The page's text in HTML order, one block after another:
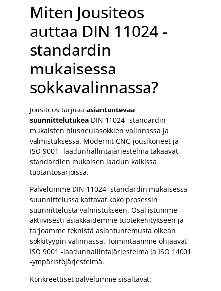
Miten Jousiteos
auttaa DIN 11024 -
standardin
mukaisessa
sokkavalinnassa?
Jousiteos tarjoaa asiantuntevaa
suunnittelutukea DIN 11024 -standardin
mukaisten hiusneulasokkien valinnassa ja
valmistuksessa. Modernit CNC-jousikoneet ja
ISO 9001 -laadunhallintajärjestelmä takaavat
standardien mukaisen laadun kaikissa
tuotantosarjoissa.
Palvelumme DIN 11024 -standardin mukaisessa
suunnittelussa kattavat koko prosessin
suunnittelusta valmistukseen. Osallistumme
aktiivisesti asiakkaidemme tuotekehitykseen ja
tarjoamme teknistä asiantuntemusta oikean
sokkityypin valinnassa. Toimintaamme ohjaavat
ISO 9001 -laadunhallintajärjestelmä ja ISO 14001
-ympäristöjärjestelmä.
Konkreettiset palvelumme sisältävät: